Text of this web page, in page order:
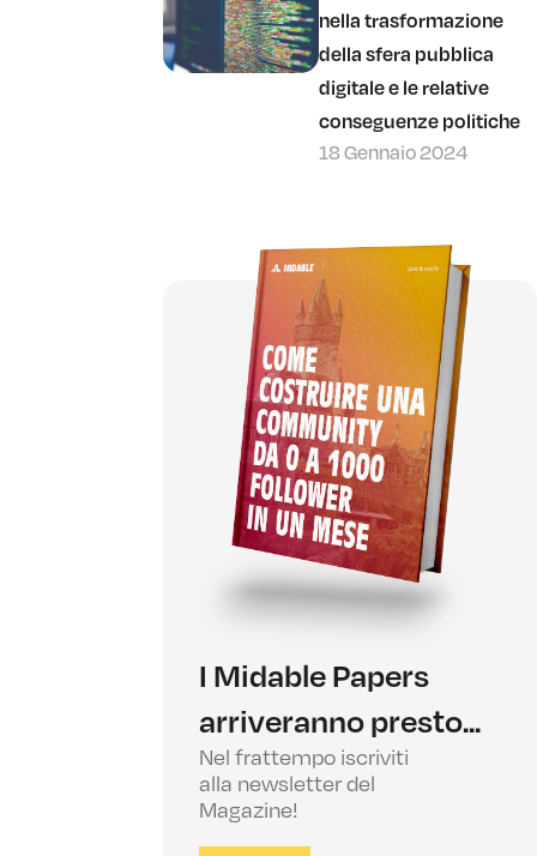
nella trasformazione
della sfera pubblica
digitale e le relative
conseguenze politiche
18 Gennaio 2024
I Midable Papers
arriveranno presto...
Nel frattempo iscriviti
alla newsletter del
Magazine!